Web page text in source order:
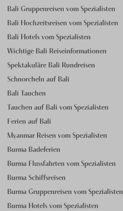
Bali Gruppenreisen vom Spezialisten
Bali Hochzeitsreisen vom Spezialisten
Bali Hotels vom Spezialisten
Wichtige Bali Reiseinformationen
Spektakuläre Bali Rundreisen
Schnorcheln auf Bali
Bali Tauchen
Tauchen auf Bali vom Spezialisten
Ferien auf Bali
Myanmar Reisen vom Spezialisten
Burma Badeferien
Burma Flussfahrten vom Spezialisten
Burma Schiffsreisen
Burma Gruppenreisen vom Spezialisten
Burma Hotels vom Spezialisten